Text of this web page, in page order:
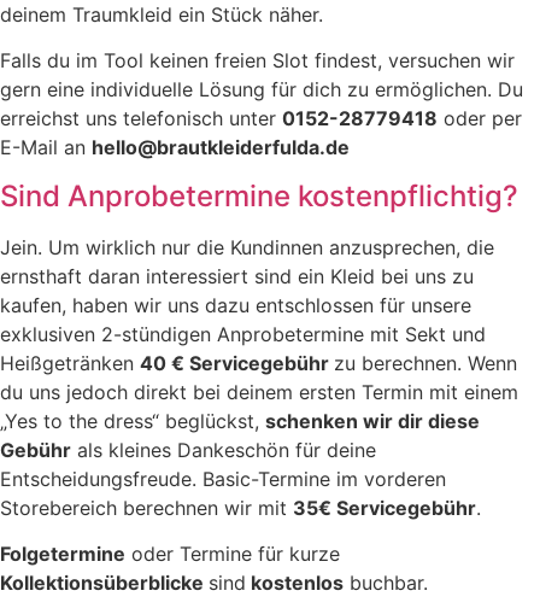
deinem Traumkleid ein Stück näher.
Falls du im Tool keinen freien Slot findest, versuchen wir
gern eine individuelle Lösung für dich zu ermöglichen. Du
erreichst uns telefonisch unter 0152-28779418 oder per
E-Mail an hello@brautkleiderfulda.de
Sind Anprobetermine kostenpflichtig?
Jein. Um wirklich nur die Kundinnen anzusprechen, die
ernsthaft daran interessiert sind ein Kleid bei uns zu
kaufen, haben wir uns dazu entschlossen für unsere
exklusiven 2-stündigen Anprobetermine mit Sekt und
Heißgetränken 40 € Servicegebühr zu berechnen. Wenn
du uns jedoch direkt bei deinem ersten Termin mit einem
„Yes to the dress“ beglückst, schenken wir dir diese
Gebühr als kleines Dankeschön für deine
Entscheidungsfreude. Basic-Termine im vorderen
Storebereich berechnen wir mit 35€ Servicegebühr.
Folgetermine oder Termine für kurze
Kollektionsüberblicke sind kostenlos buchbar.